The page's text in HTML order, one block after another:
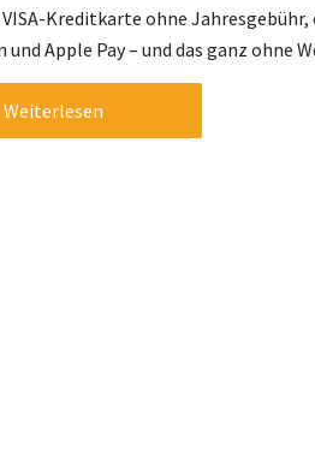
Kreditkarte ohne
und Apple Pay – und das ganz ohne
Weiterlesen